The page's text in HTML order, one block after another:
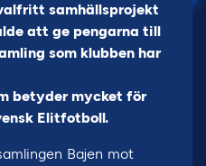
samhällsprojekt
att ge pengarna till
som klubben har
betyder mycket för
Elitfotboll.
Bajen mot